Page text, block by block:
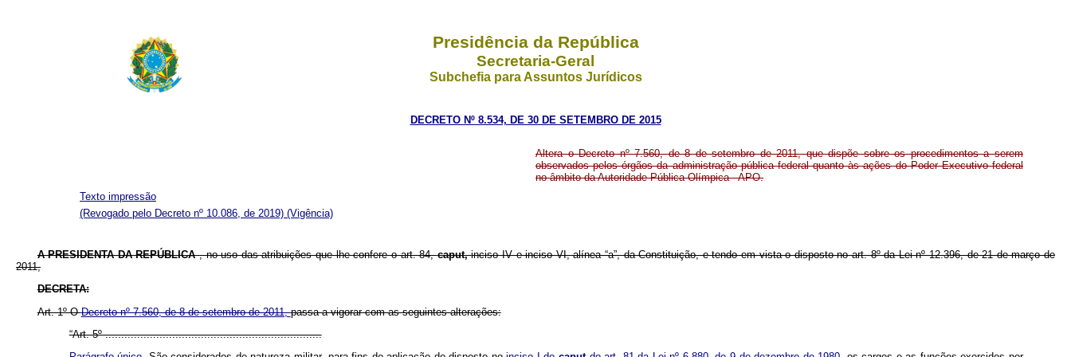
Presidência da República
Secretaria-Geral
Subchefia para Assuntos Jurídicos
DECRETO Nº 8.534, DE 30 DE SETEMBRO DE 2015
Altera o Decreto nº 7.560, de 8 de setembro de 2011, que dispõe sobre os procedimentos a serem
observados pelos órgãos da administração pública federal quanto às ações do Poder Executivo federal
no âmbito da Autoridade Pública Olímpica - APO.
Texto impressão
(Revogado pelo Decreto nº 10.086, de 2019) (Vigência)
A PRESIDENTA DA REPÚBLICA, no uso das atribuições que lhe confere o art. 84,caput,inciso IV e inciso VI, alínea “a”, da Constituição, e tendo em vista o disposto no art. 8º da Lei nº 12.396, de 21 de março de
2011,
DECRETA:
Art. 1º ODecreto nº 7.560, de 8 de setembro de 2011,passa a vigorar com as seguintes alterações:
“Art. 5º ....................................................................